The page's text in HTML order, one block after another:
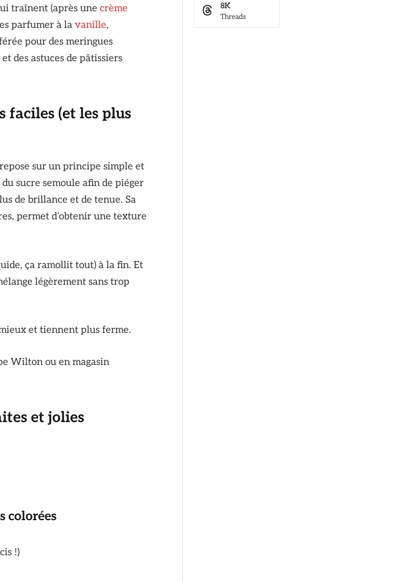
traînent (après une crème
parfumer à lavanille,
pour des meringues
des astuces de pâtissiers
faciles (et les plus
sur un principe simple et
sucre semoule afin de piéger
de brillance et de tenue. Sa
permet d’obtenir une texture
ça ramollit tout) à la fin. Et
légèrement sans trop
et tiennent plus ferme.
Wilton ou en magasin
et jolies
colorées
!)
Threads
8K